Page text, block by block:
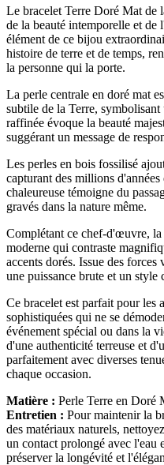
Le bracelet Terre Doré Mat de
de la beauté intemporelle et de
élément de ce bijou
histoire de terre et de temps,
la personne qui la porte.
La perle centrale en doré mat
subtile de la Terre,
raffinée évoque la beauté
suggérant un message de
Les perles en bois fossilisé
capturant des millions
chaleureuse témoigne du
gravés dans la nature même.
Complétant ce chef-d'œuvre,
moderne qui contraste
accents dorés. Issue des
une puissance brute et un style
Ce bracelet est parfait pour les
sophistiquées qui ne se
événement spécial ou dans la
d'une authenticité terreuse et
parfaitement avec diverses
chaque occasion.
Matière : Perle Terre en Doré
Entretien : Pour maintenir la
des matériaux naturels,
un contact prolongé avec l'eau
préserver la longévité et